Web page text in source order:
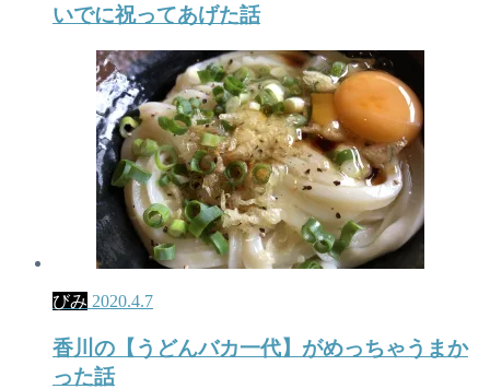
いでに祝ってあげた話
びみ 2020.4.7
香川の【うどんバカ一代】がめっちゃうまか
った話